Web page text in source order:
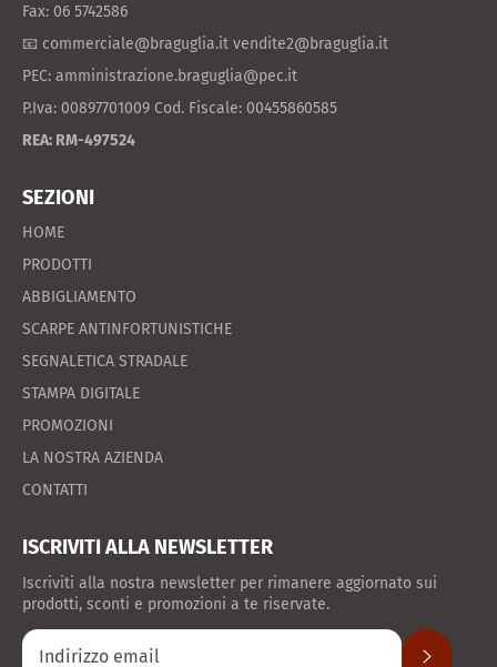
Fax: 06 5742586
📧 commerciale@braguglia.it vendite2@braguglia.it
PEC: amministrazione.braguglia@pec.it
P.Iva: 00897701009 Cod. Fiscale: 00455860585
REA: RM-497524
SEZIONI
HOME
PRODOTTI
ABBIGLIAMENTO
SCARPE ANTINFORTUNISTICHE
SEGNALETICA STRADALE
STAMPA DIGITALE
PROMOZIONI
LA NOSTRA AZIENDA
CONTATTI
ISCRIVITI ALLA NEWSLETTER
Iscriviti alla nostra newsletter per rimanere aggiornato sui
prodotti, sconti e promozioni a te riservate.
ISCRIVITI